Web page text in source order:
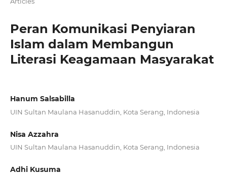
Peran Komunikasi Penyiaran
Islam dalam Membangun
Literasi Keagamaan Masyarakat
Hanum Salsabilla
UIN Sultan Maulana Hasanuddin, Kota Serang, Indonesia
Nisa Azzahra
UIN Sultan Maulana Hasanuddin, Kota Serang, Indonesia
Adhi Kusuma